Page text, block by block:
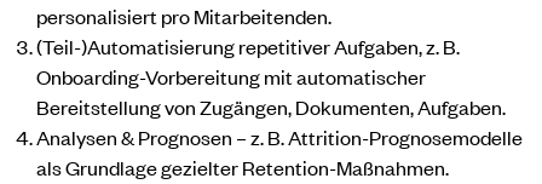
personalisiert pro Mitarbeitenden.
(Teil-)Automatisierung repetitiver Aufgaben, z. B.
Onboarding-Vorbereitung mit automatischer
Bereitstellung von Zugängen, Dokumenten, Aufgaben.
Analysen & Prognosen – z. B. Attrition-Prognosemodelle
als Grundlage gezielter Retention-Maßnahmen.